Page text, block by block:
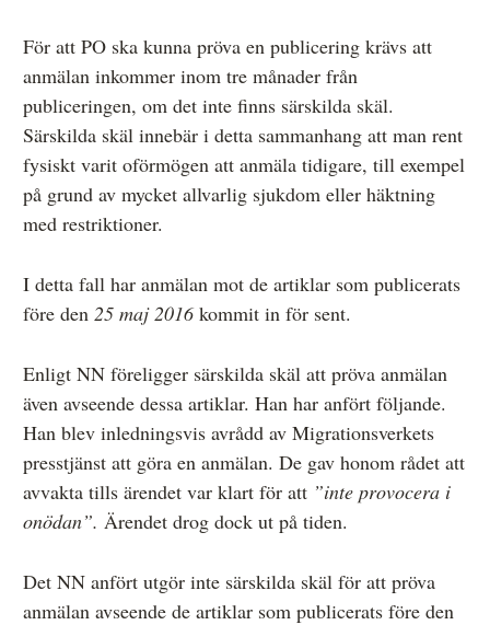
Pressbilder
För att PO ska kunna pröva en publicering krävs att
anmälan inkommer inom tre månader från
publiceringen, om det inte finns särskilda skäl.
Särskilda skäl innebär i detta sammanhang att man rent
fysiskt varit oförmögen att anmäla tidigare, till exempel
på grund av mycket allvarlig sjukdom eller häktning
med restriktioner.
I detta fall har anmälan mot de artiklar som publicerats
före den 25 maj 2016kommit in för sent.
Enligt NN föreligger särskilda skäl att pröva anmälan
även avseende dessa artiklar. Han har anfört följande.
Han blev inledningsvis avrådd av Migrationsverkets
presstjänst att göra en anmälan. De gav honom rådet att
avvakta tills ärendet var klart för att ”inte provocera i
onödan”. Ärendet drog dock ut på tiden.
Det NN anfört utgör inte särskilda skäl för att pröva
anmälan avseende de artiklar som publicerats före den